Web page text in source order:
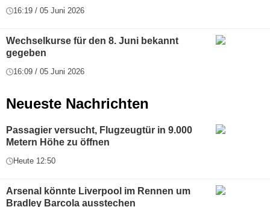
16:19 / 05 Juni 2026
Wechselkurse für den 8. Juni bekannt
gegeben
16:09 / 05 Juni 2026
Neueste Nachrichten
Passagier versucht, Flugzeugtür in 9.000
Metern Höhe zu öffnen
Heute 12:50
Arsenal könnte Liverpool im Rennen um
Bradley Barcola ausstechen